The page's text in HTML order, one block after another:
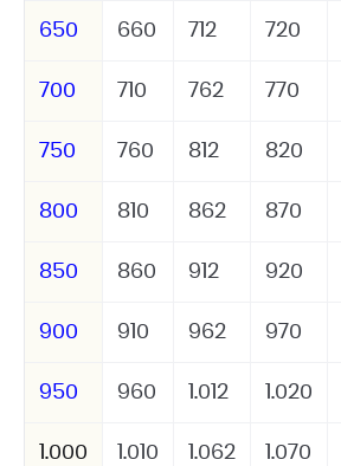
650 660 712 720
700 710 762 770
750 760 812 820
800 810 862 870
850 860 912 920
900 910 962 970
950 960 1.012 1.020
1.000 1.010 1.062 1.070